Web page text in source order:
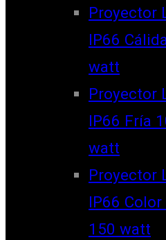
Proyector
IP66
watt
Proyector
IP66 Fría
watt
Proyector
IP66 Color
150 watt